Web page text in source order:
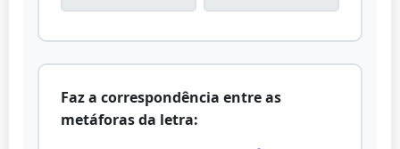
Faz a correspondência entre as
metáforas da letra: